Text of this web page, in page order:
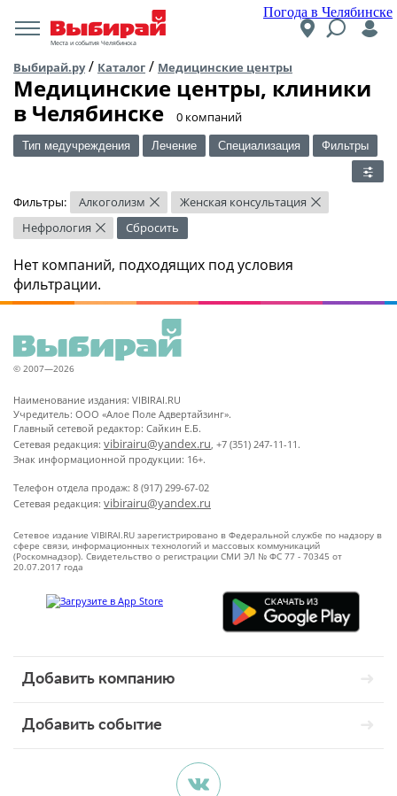
Погода в Челябинске
Места и события Челябинска
Выбирай.ру/ Каталог / Медицинские центры
Медицинские центры, клиники
в Челябинске
​0 компаний
Тип медучреждения Лечение Специализация Фильтры
Фильтры: Алкоголизм × Женская консультация ×
Нефрология × Сбросить
Нет компаний, подходящих под условия
фильтрации.
© 2007—2026
Наименование издания: VIBIRAI.RU
Учредитель: ООО «Алое Поле Адвертайзинг».
Главный сетевой редактор: Сайкин Е.Б.
Сетевая редакция: vibirairu@yandex.ru, +7 (351) 247-11-11.
Знак информационной продукции: 16+.
Телефон отдела продаж: 8 (917) 299-67-02
Сетевая редакция: vibirairu@yandex.ru
Сетевое издание VIBIRAI.RU зарегистрировано в Федеральной службе по надзору в
сфере связи, информационных технологий и массовых коммуникаций
(Роскомнадзор). Свидетельство о регистрации СМИ ЭЛ № ФС 77 - 70345 от
20.07.2017 года
Добавить компанию
Добавить событие